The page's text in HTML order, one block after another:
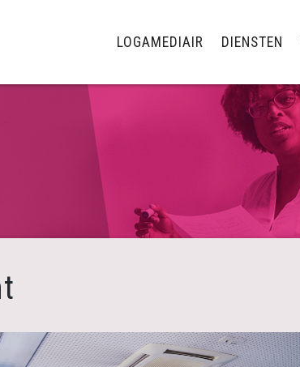
LOGAMEDIAIR DIENSTEN